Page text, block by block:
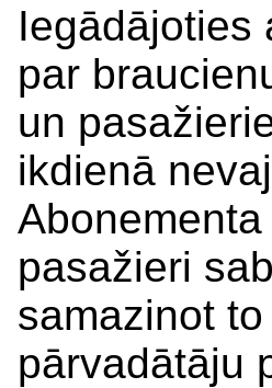
Iegādājoties
par
un
ikdienā
pasažieri
samazinot
pārvadātāju